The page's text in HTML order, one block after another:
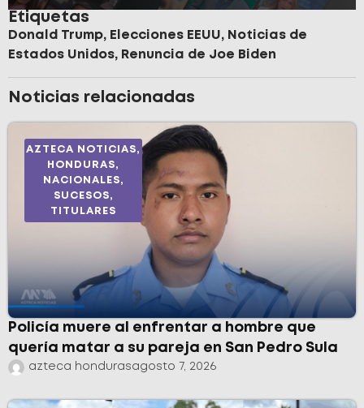
Etiquetas
Donald Trump, Elecciones EEUU, Noticias de
Estados Unidos, Renuncia de Joe Biden
Noticias relacionadas
AZTECA NOTICIAS,
HONDURAS,
NACIONALES,
SUCESOS,
TITULARES
Policía muere al enfrentar a hombre que
quería matar a su pareja en San Pedro Sula
azteca hondurasagosto 7, 2026